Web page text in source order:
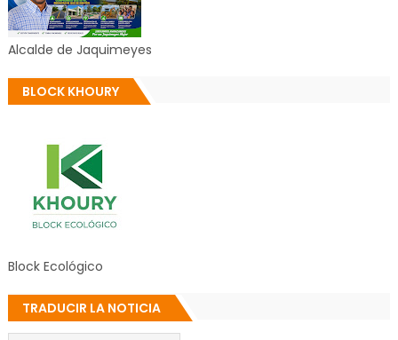
Alcalde de Jaquimeyes
BLOCK KHOURY
Block Ecológico
TRADUCIR LA NOTICIA